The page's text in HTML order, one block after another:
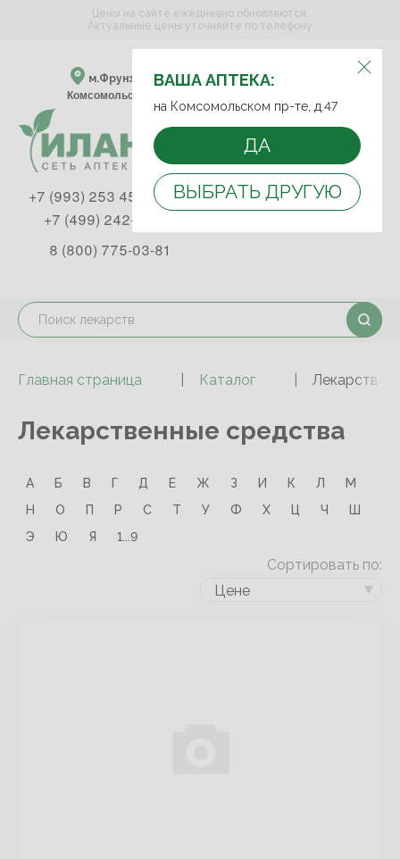
ВЫБЕРИТЕ АПТЕКУ:
м.Фрунзенская м.Спортивная
Комсомольский пр-т, д. 47
ВАША АПТЕКА:
на Комсомольском пр-те, д.47
ДА
ВЫБРАТЬ ДРУГУЮ
Цены на сайте ежедневно обновляются.
Актуальные цены уточняйте по телефону
+7 (993) 253 45 93
+7 (499) 242-90-85
8 (800) 775-03-81
Главная страница Каталог
Лекарственные средства
А Б В Г Д Е Ж З И К Л
М
Н
О П Р С Т У Ф Х Ц Ч
Ш
Э
Ю Я 1...9
Сортировать по:
Цене